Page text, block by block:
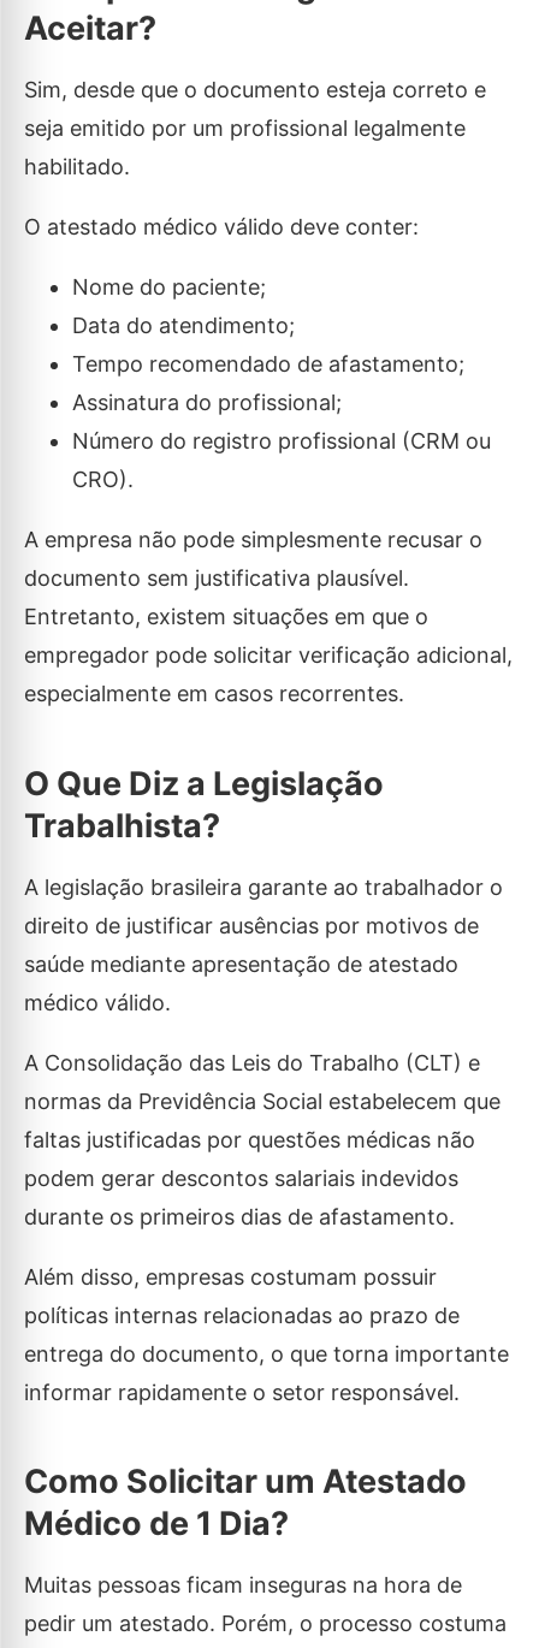
Aceitar?
Sim, desde que o documento esteja correto e
seja emitido por um profissional legalmente
habilitado.
O atestado médico válido deve conter:
Nome do paciente;
Data do atendimento;
Tempo recomendado de afastamento;
Assinatura do profissional;
Número do registro profissional (CRM ou
CRO).
A empresa não pode simplesmente recusar o
documento sem justificativa plausível.
Entretanto, existem situações em que o
empregador pode solicitar verificação adicional,
especialmente em casos recorrentes.
O Que Diz a Legislação
Trabalhista?
A legislação brasileira garante ao trabalhador o
direito de justificar ausências por motivos de
saúde mediante apresentação de atestado
médico válido.
A Consolidação das Leis do Trabalho (CLT) e
normas da Previdência Social estabelecem que
faltas justificadas por questões médicas não
podem gerar descontos salariais indevidos
durante os primeiros dias de afastamento.
Além disso, empresas costumam possuir
políticas internas relacionadas ao prazo de
entrega do documento, o que torna importante
informar rapidamente o setor responsável.
Como Solicitar um Atestado
Médico de 1 Dia?
Muitas pessoas ficam inseguras na hora de
pedir um atestado. Porém, o processo costuma